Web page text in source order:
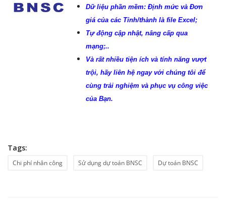
Dữ liệu phần mềm: Định mức và Đơn
giá của các Tỉnh/thành là file Excel;
Tự động cập nhật, nâng cấp qua
mạng;..
Và rất nhiều tiện ích và tính năng vượt
trội, hãy liên hệ ngay với chúng tôi để
cùng trải nghiệm và phục vụ công việc
của Bạn.
Tags:
Chi phí nhân công Sử dụng dự toán BNSC Dự toán BNSC